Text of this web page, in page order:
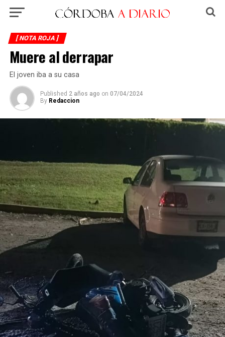
[ NOTA ROJA ]
Muere al derrapar
El joven iba a su casa
Published 2 años ago on 07/04/2024
By Redaccion